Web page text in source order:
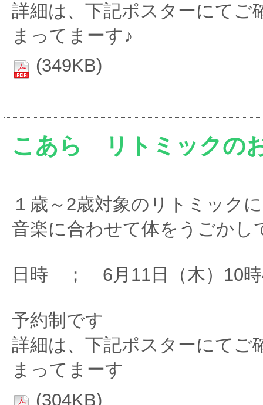
詳細は、下記ポスターにてご
まってまーす♪
(349KB)
こあら リトミックの
１歳～2歳対象のリトミック
音楽に合わせて体をうごかし
日時 ； 6月11日（木）10時
予約制です
詳細は、下記ポスターにてご
まってまーす
(304KB)